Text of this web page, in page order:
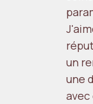
un
une